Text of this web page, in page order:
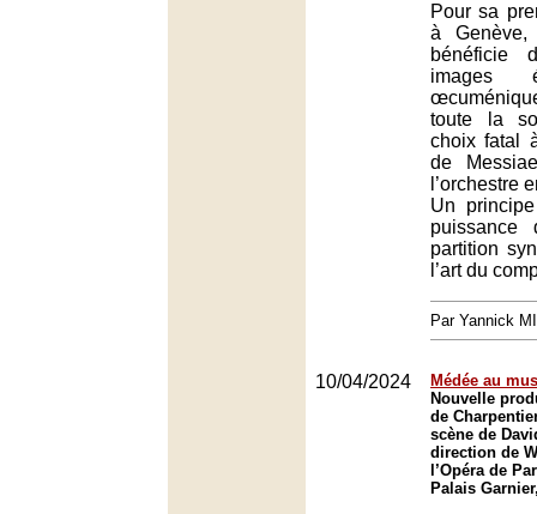
Pour sa
à Genève,
bénéficie
images
toute la
choix fatal
de
l’orchestre
Un
puissance
partition
l’art du
Par Yannick
10/04/2024
Médée au
Nouvelle
de
scène de
direction de
l’Opéra de
Palais